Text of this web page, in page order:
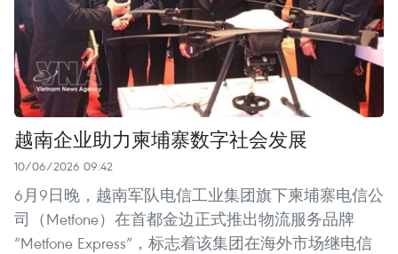
越南企业助力柬埔寨数字社会发展
10/06/2026 09:42
6月9日晚，越南军队电信工业集团旗下柬埔寨电信公
司（Metfone）在首都金边正式推出物流服务品牌
“Metfone Express”，标志着该集团在海外市场继电信